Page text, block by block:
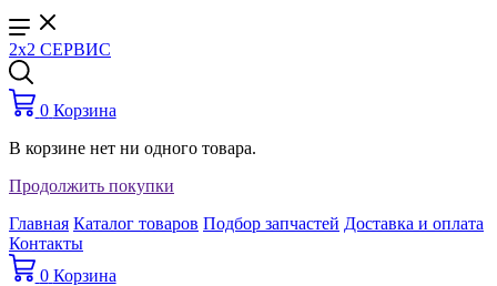
2x2 СЕРВИС
0 Корзина
В корзине нет ни одного товара.
Продолжить покупки
Главная Каталог товаров Подбор запчастей Доставка и оплата
Контакты
0 Корзина